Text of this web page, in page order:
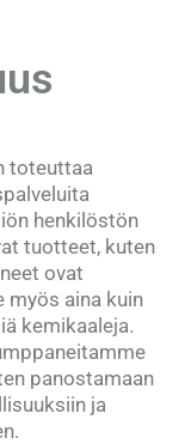
toteuttaa
henkilöstön
tuotteet, kuten
ovat
aina kuin
kemikaaleja.
panostamaan
ja